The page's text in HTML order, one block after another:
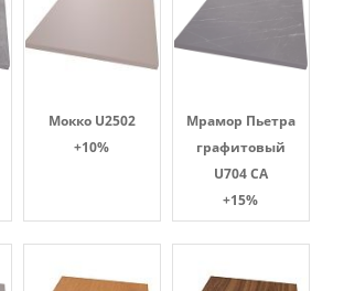
Мокко U2502
+10%
Мрамор Пьетра
графитовый
U704 CA
+15%